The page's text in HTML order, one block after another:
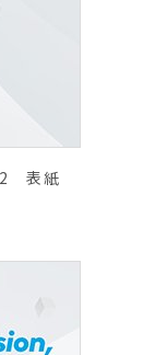
表紙